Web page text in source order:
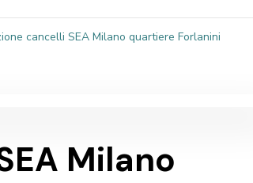
cancelli SEA Milano quartiere Forlanini
Milano